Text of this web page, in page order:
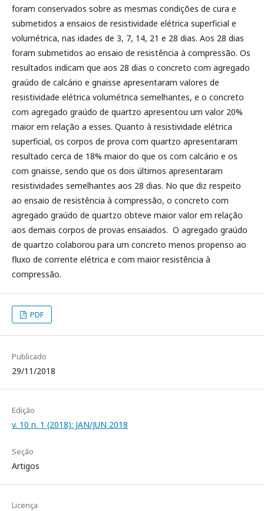
foram conservados sobre as mesmas condições de cura e
submetidos a ensaios de resistividade elétrica superficial e
volumétrica, nas idades de 3, 7, 14, 21 e 28 dias. Aos 28 dias
foram submetidos ao ensaio de resistência à compressão. Os
resultados indicam que aos 28 dias o concreto com agregado
graúdo de calcário e gnaisse apresentaram valores de
resistividade elétrica volumétrica semelhantes, e o concreto
com agregado graúdo de quartzo apresentou um valor 20%
maior em relação a esses. Quanto à resistividade elétrica
superficial, os corpos de prova com quartzo apresentaram
resultado cerca de 18% maior do que os com calcário e os
com gnaisse, sendo que os dois últimos apresentaram
resistividades semelhantes aos 28 dias. No que diz respeito
ao ensaio de resistência à compressão, o concreto com
agregado graúdo de quartzo obteve maior valor em relação
aos demais corpos de provas ensaiados. O agregado graúdo
de quartzo colaborou para um concreto menos propenso ao
fluxo de corrente elétrica e com maior resistência à
compressão.
PDF
Publicado
29/11/2018
Edição
v. 10 n. 1 (2018): JAN/JUN 2018
Seção
Artigos
Licença